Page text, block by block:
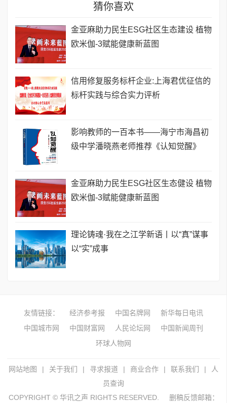
猜你喜欢
金亚麻助力民生ESG社区生态建设 植物
欧米伽-3赋能健康新蓝图
信用修复服务标杆企业:上海君优征信的
标杆实践与综合实力评析
影响教师的一百本书——海宁市海昌初
级中学潘晓燕老师推荐《认知觉醒》
金亚麻助力民生ESG社区生态健设 植物
欧米伽-3赋能健康新蓝图
理论铸魂·我在之江学新语丨以“真”谋事
以“实”成事
友情链接： 经济参考报 中国名牌网
新华每日电讯
中国城市网
中国财富网 人民论坛网
中国新闻周刊
环球人物网
网站地图 | 关于我们 | 寻求报道 | 商业合作 | 联系我们 |
人
员查询
COPYRIGHT © 华讯之声 RIGHTS RESERVED.
删稿反馈邮箱：